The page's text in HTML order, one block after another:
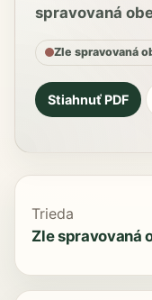
spravovaná
Zle spravovaná
Stiahnuť PDF
Trieda
Zle spravovaná